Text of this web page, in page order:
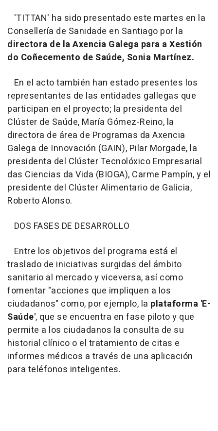
'TITTAN' ha sido presentado este martes en la
Consellería de Sanidade en Santiago por la
directora de la Axencia Galega para a Xestión
do Coñecemento de Saúde, Sonia Martínez.
En el acto también han estado presentes los
representantes de las entidades gallegas que
participan en el proyecto; la presidenta del
Clúster de Saúde, María Gómez-Reino, la
directora de área de Programas da Axencia
Galega de Innovación (GAIN), Pilar Morgade, la
presidenta del Clúster Tecnolóxico Empresarial
das Ciencias da Vida (BIOGA), Carme Pampín, y el
presidente del Clúster Alimentario de Galicia,
Roberto Alonso.
DOS FASES DE DESARROLLO
Entre los objetivos del programa está el
traslado de iniciativas surgidas del ámbito
sanitario al mercado y viceversa, así como
fomentar "acciones que impliquen a los
ciudadanos" como, por ejemplo, la plataforma 'E-
Saúde', que se encuentra en fase piloto y que
permite a los ciudadanos la consulta de su
historial clínico o el tratamiento de citas e
informes médicos a través de una aplicación
para teléfonos inteligentes.